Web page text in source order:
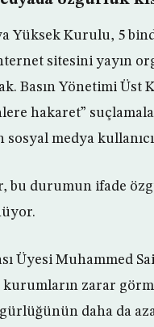
Yüksek Kurulu, 5
sitesini yayın
Basın Yönetimi Üst
hakaret”
sosyal medya
bu durumun ifade
Üyesi Muhammed
zarar
daha da